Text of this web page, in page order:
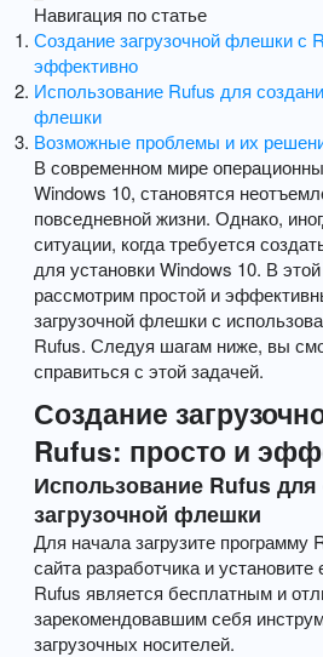
Навигация по статье
Создание загрузочной флешки с
эффективно
Использование Rufus для
флешки
Возможные проблемы и их
В современном мире
Windows 10, становятся
повседневной жизни. Однако,
ситуации, когда требуется
для установки Windows 10. В
рассмотрим простой и
загрузочной флешки с
Rufus. Следуя шагам ниже, вы
справиться с этой задачей.
Создание
Rufus: просто и
Использование Rufus для
загрузочной флешки
Для начала загрузите программу
сайта разработчика и
Rufus является бесплатным и
зарекомендовавшим себя
загрузочных носителей.